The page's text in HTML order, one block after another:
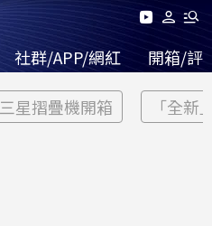
社群/APP/網紅 開箱/評
三星摺疊機開箱 「全新